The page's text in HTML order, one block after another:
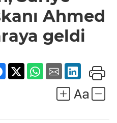
Ahmed
geldi